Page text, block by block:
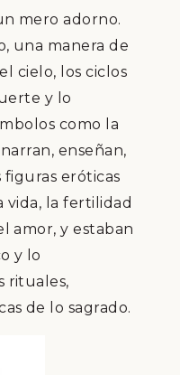
mero adorno.
una manera de
cielo, los ciclos
y lo
como la
enseñan,
eróticas
vida, la fertilidad
amor, y estaban
y lo
rituales,
de lo sagrado.